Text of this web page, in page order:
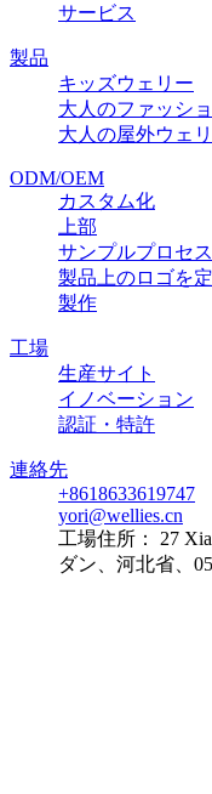
サービス
製品
キッズウェリー
大人のファッシ
大人の屋外ウェ
ODM/OEM
カスタム化
上部
サンプルプロセス
製品上のロゴを
製作
工場
生産サイト
イノベーション
認証・特許
連絡先
+8618633619747
yori@wellies.cn
工場住所：
27
ダン、河北省、